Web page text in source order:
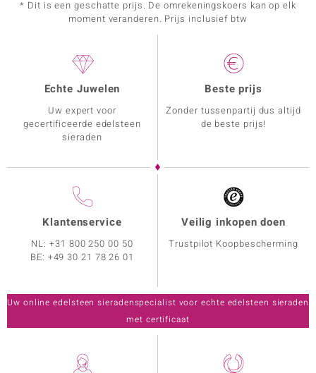
* Dit is een geschatte prijs. De omrekeningskoers kan op elk
moment veranderen. Prijs inclusief btw
Echte Juwelen
Uw expert voor
gecertificeerde edelsteen
sieraden
Beste prijs
Zonder tussenpartij dus altijd
de beste prijs!
Klantenservice
NL:+31 800 250 00 50
BE: +49 30 21 78 26 01
Veilig inkopen doen
Trustpilot Koopbescherming
Uw online edelsteen sieradenspecialist voor echte edelsteen sieraden
met certificaat